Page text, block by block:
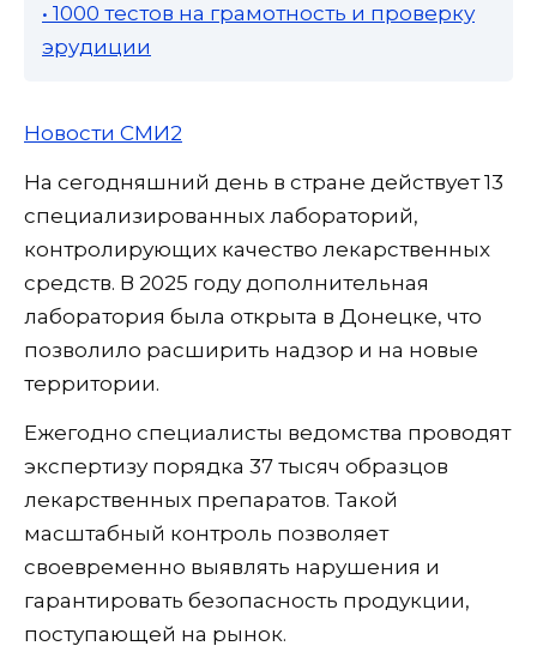
• 1000 тестов на грамотность и проверку
эрудиции
Новости СМИ2
На сегодняшний день в стране действует 13
специализированных лабораторий,
контролирующих качество лекарственных
средств. В 2025 году дополнительная
лаборатория была открыта в Донецке, что
позволило расширить надзор и на новые
территории.
Ежегодно специалисты ведомства проводят
экспертизу порядка 37 тысяч образцов
лекарственных препаратов. Такой
масштабный контроль позволяет
своевременно выявлять нарушения и
гарантировать безопасность продукции,
поступающей на рынок.